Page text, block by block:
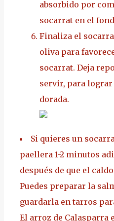
absorbido por
socarrat en el
Finaliza el
oliva para
socarrat. Deja
servir, para
dorada.
Si quieres un
paellera 1-2 minutos
después de que el
Puedes preparar la
guardarla en tarros
El arroz de Calasparra